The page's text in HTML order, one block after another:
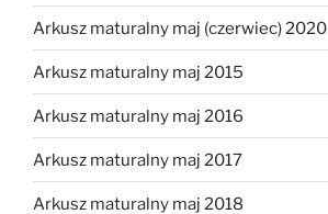
Arkusz maturalny maj (czerwiec) 2020
Arkusz maturalny maj 2015
Arkusz maturalny maj 2016
Arkusz maturalny maj 2017
Arkusz maturalny maj 2018